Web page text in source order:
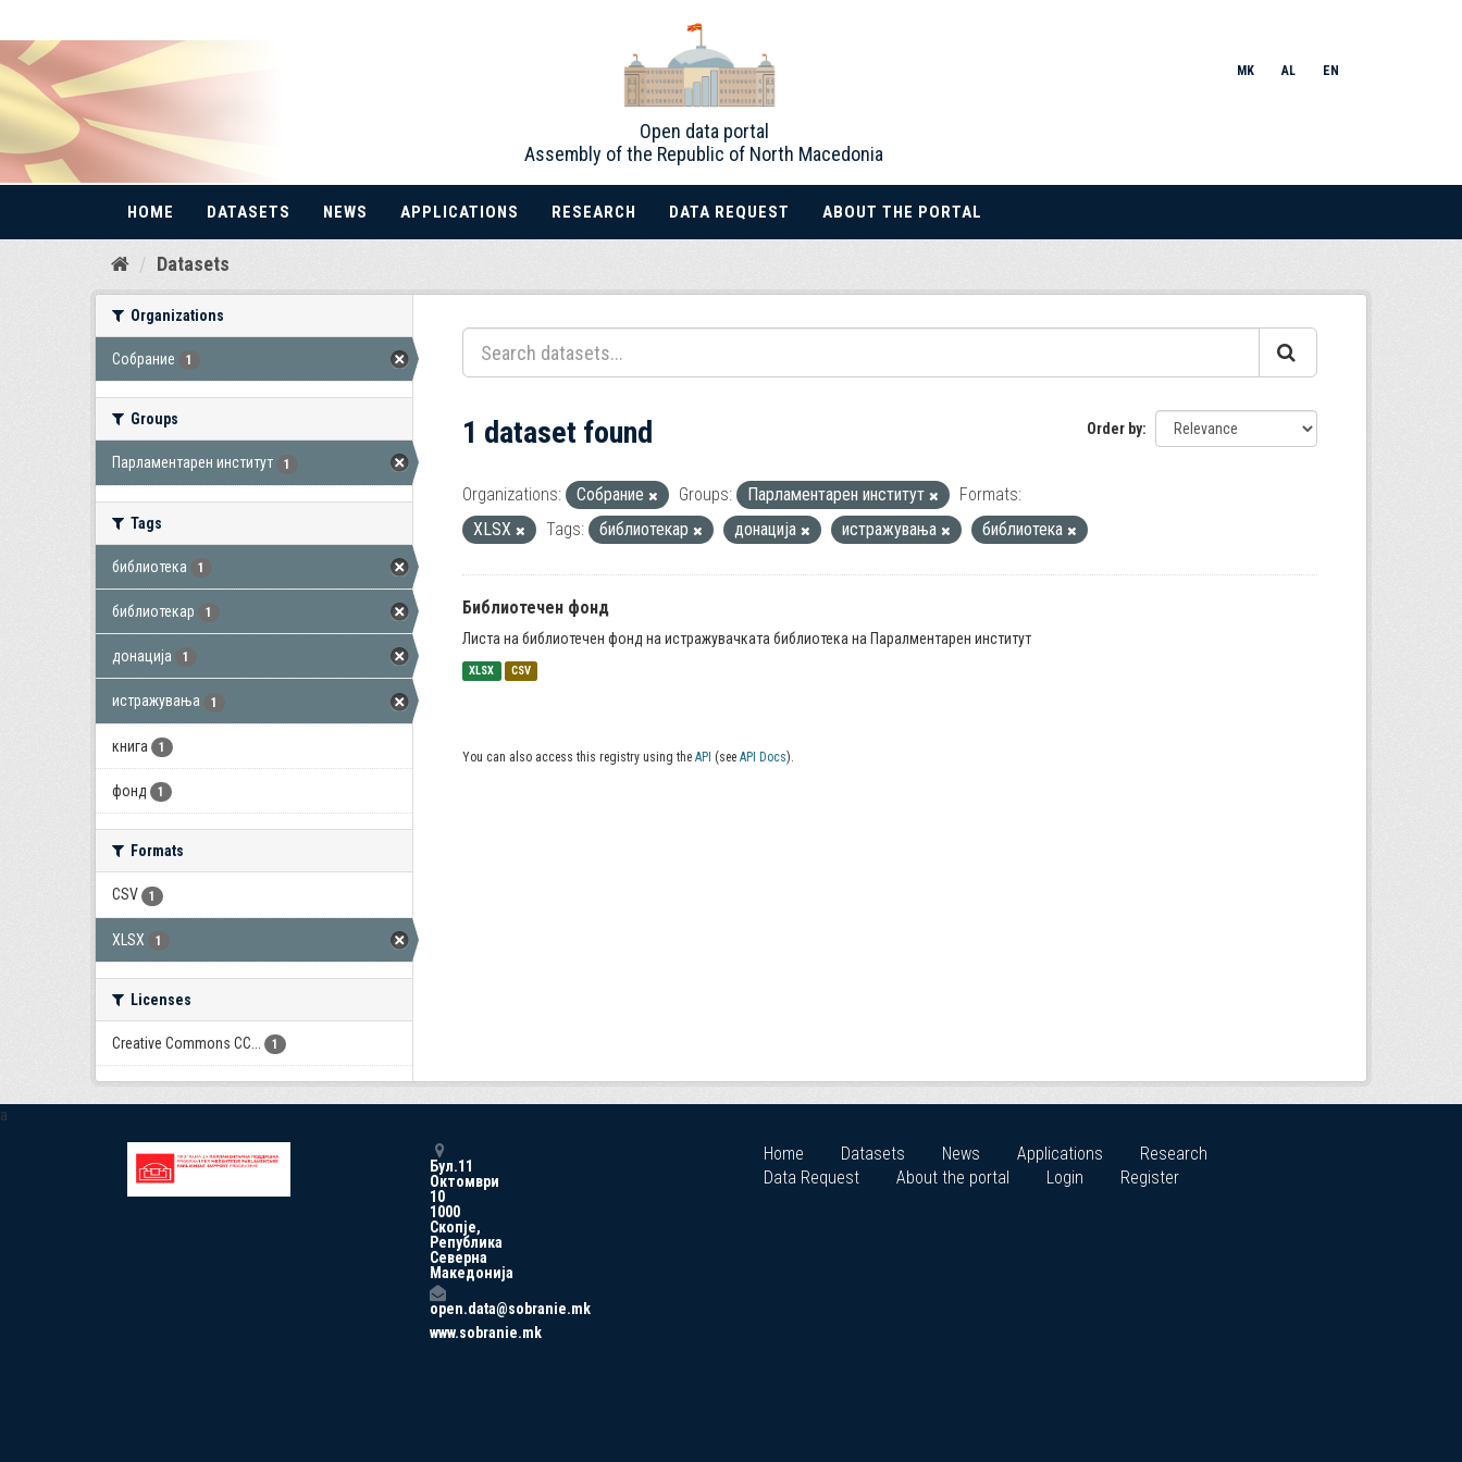
Skip
Open data portal
Assembly of the Republic of North Macedonia
MK AL EN
HOME DATASETS NEWS APPLICATIONS RESEARCH DATA REQUEST ABOUT THE PORTAL
Datasets
Organizations
Собрание 1
Groups
Парламентарен институт 1
Tags
библиотека 1
библиотекар 1
донација 1
истражувања 1
книга 1
фонд 1
Formats
CSV 1
XLSX 1
Licenses
Creative Commons CC... 1
Order by
1 dataset found
Organizations: Собрание Groups: Парламентарен институт
Formats:
XLSX
Tags: библиотекар донација истражувања библиотека
Библиотечен фонд
Листа на библиотечен фонд на истражувачката библиотека на Паралментарен институт
XLSX CSV
You can also access this registry using the API (see API Docs).
a
Бул.11
Октомври
10
1000
Скопје,
Република
Северна
Македонија
open.data@sobranie.mk
www.sobranie.mk
Home Datasets News Applications
Research
Data Request
About the portal Login Register